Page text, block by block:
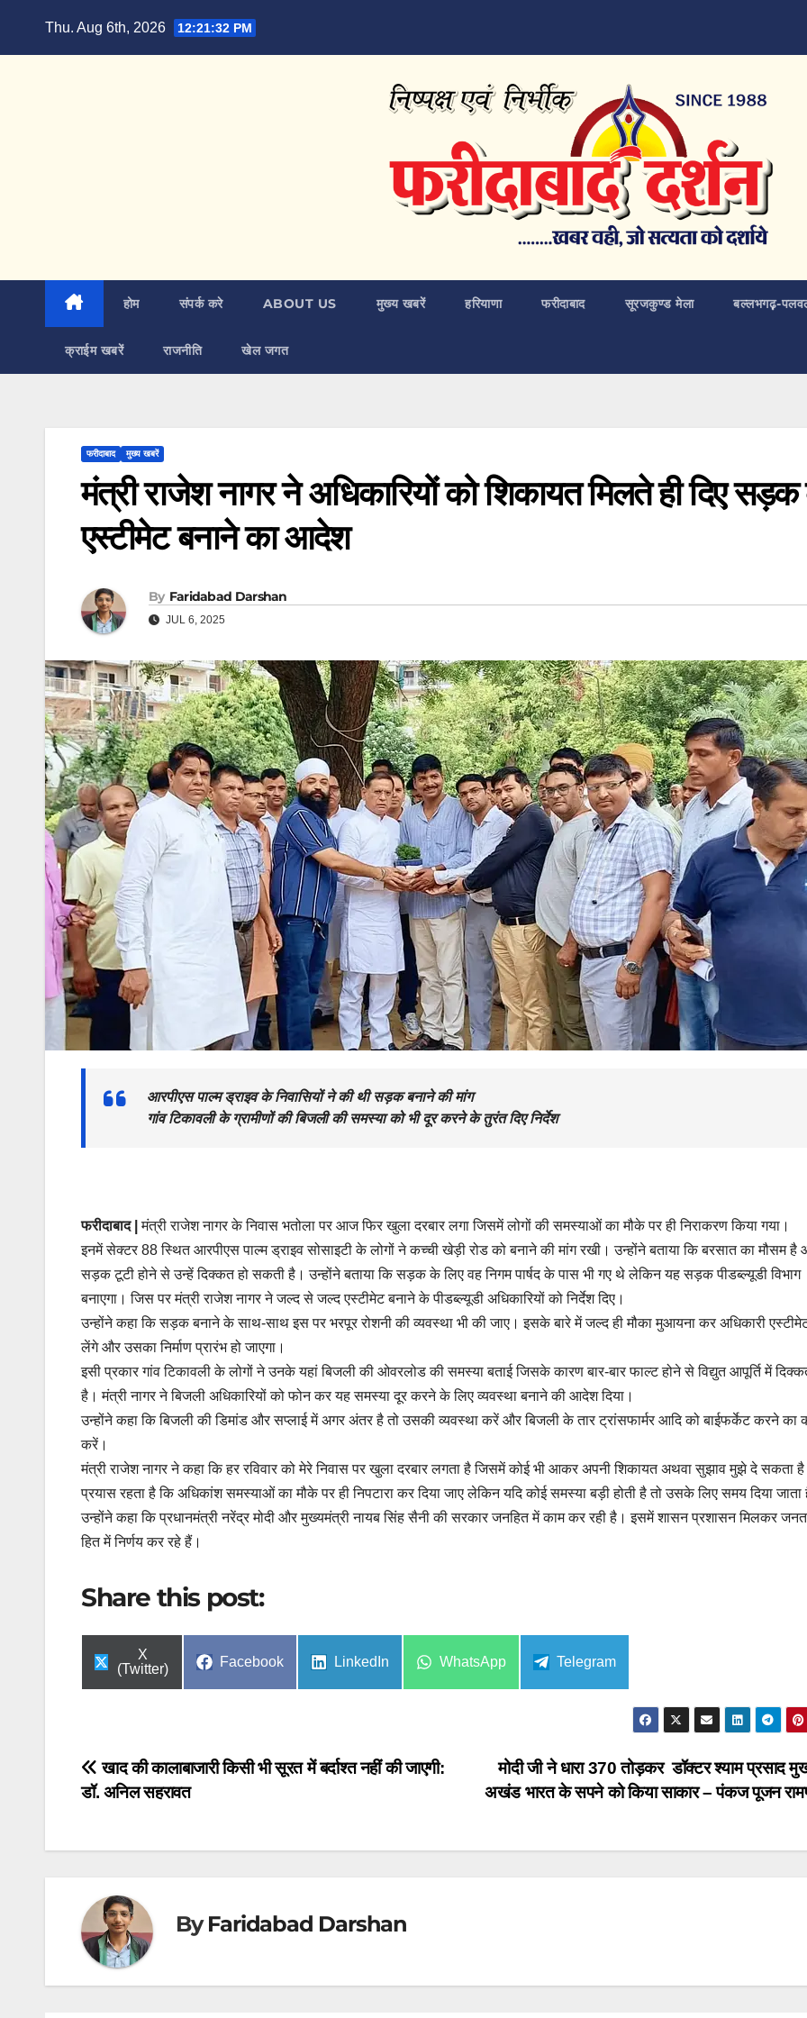
Thu. Aug 6th, 2026 12:21:33 PM
होम संपर्क करे ABOUT US मुख्य खबरें हरियाणा फरीदाबाद सूरजकुण्ड मेला बल्लभगढ़़-
क्राईम खबरें राजनीति खेल जगत
फरीदाबाद मुख्य खबरें
मंत्री राजेश नागर ने अधिकारियों को शिकायत मिलते ही दिए
एस्टीमेट बनाने का आदेश
By Faridabad Darshan
JUL 6, 2025
आरपीएस पाल्म ड्राइव के निवासियों ने की थी सड़क बनाने की मांग
गांव टिकावली के ग्रामीणों की बिजली की समस्या को भी दूर करने के तुरंत दिए निर्देश
फरीदाबाद | मंत्री राजेश नागर के निवास भतोला पर आज फिर खुला दरबार लगा जिसमें लोगों की समस्याओं का मौके पर ही निराकरण किया गया।
इनमें सेक्टर 88 स्थित आरपीएस पाल्म ड्राइव सोसाइटी के लोगों ने कच्ची खेड़ी रोड को बनाने की मांग रखी। उन्होंने बताया कि बरसात का मौसम है
सड़क टूटी होने से उन्हें दिक्कत हो सकती है। उन्होंने बताया कि सड़क के लिए वह निगम पार्षद के पास भी गए थे लेकिन यह सड़क पीडब्ल्यूडी विभाग
बनाएगा। जिस पर मंत्री राजेश नागर ने जल्द से जल्द एस्टीमेट बनाने के पीडब्ल्यूडी अधिकारियों को निर्देश दिए।
उन्होंने कहा कि सड़क बनाने के साथ-साथ इस पर भरपूर रोशनी की व्यवस्था भी की जाए। इसके बारे में जल्द ही मौका मुआयना कर अधिकारी
लेंगे और उसका निर्माण प्रारंभ हो जाएगा।
इसी प्रकार गांव टिकावली के लोगों ने उनके यहां बिजली की ओवरलोड की समस्या बताई जिसके कारण बार-बार फाल्ट होने से विद्युत आपूर्ति में
है। मंत्री नागर ने बिजली अधिकारियों को फोन कर यह समस्या दूर करने के लिए व्यवस्था बनाने की आदेश दिया।
उन्होंने कहा कि बिजली की डिमांड और सप्लाई में अगर अंतर है तो उसकी व्यवस्था करें और बिजली के तार ट्रांसफार्मर आदि को बाईफर्केट करने का
करें।
मंत्री राजेश नागर ने कहा कि हर रविवार को मेरे निवास पर खुला दरबार लगता है जिसमें कोई भी आकर अपनी शिकायत अथवा सुझाव मुझे दे सकता
प्रयास रहता है कि अधिकांश समस्याओं का मौके पर ही निपटारा कर दिया जाए लेकिन यदि कोई समस्या बड़ी होती है तो उसके लिए समय दिया
उन्होंने कहा कि प्रधानमंत्री नरेंद्र मोदी और मुख्यमंत्री नायब सिंह सैनी की सरकार जनहित में काम कर रही है। इसमें शासन प्रशासन मिलकर
हित में निर्णय कर रहे हैं।
Share this post:
Share
on
X
(Twitter)
Share
Facebook
Share
LinkedIn
Share
WhatsApp
Share
Telegram
Post
navigation
मोदी जी ने धारा 370 तोड़कर डॉक्टर श्याम प्रसाद
अखंड भारत के सपने को किया साकार – पंकज पूजन
खाद की कालाबाजारी किसी भी सूरत में बर्दाश्त नहीं की जाएगी:
डॉ. अनिल सहरावत
ByFaridabad Darshan